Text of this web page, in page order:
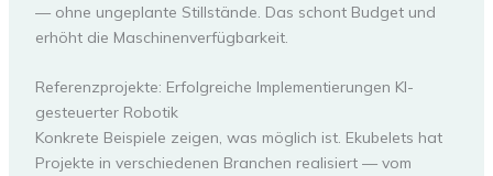
— ohne ungeplante Stillstände. Das schont Budget und
erhöht die Maschinenverfügbarkeit.
Referenzprojekte: Erfolgreiche Implementierungen KI-
gesteuerter Robotik
Konkrete Beispiele zeigen, was möglich ist. Ekubelets hat
Projekte in verschiedenen Branchen realisiert — vom